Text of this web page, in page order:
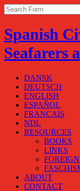
Spanish
Seafarers
DANSK
DEUTSCH
ENGLISH
ESPAÑOL
FRANÇAIS
NDL
RESOURCES
BOOKS
LINKS
ABOUT
CONTACT